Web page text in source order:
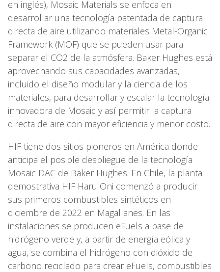
en inglés), Mosaic Materials se enfoca en
desarrollar una tecnología patentada de captura
directa de aire utilizando materiales Metal-Organic
Framework (MOF) que se pueden usar para
separar el CO2 de la atmósfera. Baker Hughes está
aprovechando sus capacidades avanzadas,
incluido el diseño modular y la ciencia de los
materiales, para desarrollar y escalar la tecnología
innovadora de Mosaic y así permitir la captura
directa de aire con mayor eficiencia y menor costo.
HIF tiene dos sitios pioneros en América donde
anticipa el posible despliegue de la tecnología
Mosaic DAC de Baker Hughes. En Chile, la planta
demostrativa HIF Haru Oni comenzó a producir
sus primeros combustibles sintéticos en
diciembre de 2022 en Magallanes. En las
instalaciones se producen eFuels a base de
hidrógeno verde y, a partir de energía eólica y
agua, se combina el hidrógeno con dióxido de
carbono reciclado para crear eFuels, combustibles